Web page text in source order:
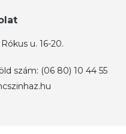
u. 16-20.
szám: (06 80) 10 44 55